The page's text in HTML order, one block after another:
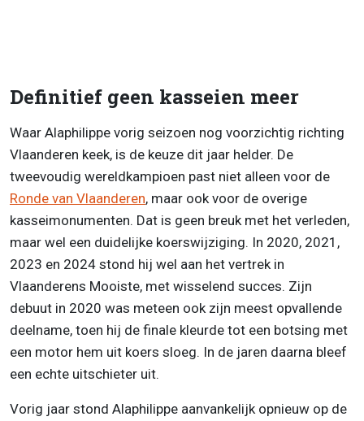
Definitief geen kasseien meer
Waar Alaphilippe vorig seizoen nog voorzichtig richting
Vlaanderen keek, is de keuze dit jaar helder. De
tweevoudig wereldkampioen past niet alleen voor de
Ronde van Vlaanderen, maar ook voor de overige
kasseimonumenten. Dat is geen breuk met het verleden,
maar wel een duidelijke koerswijziging. In 2020, 2021,
2023 en 2024 stond hij wel aan het vertrek in
Vlaanderens Mooiste, met wisselend succes. Zijn
debuut in 2020 was meteen ook zijn meest opvallende
deelname, toen hij de finale kleurde tot een botsing met
een motor hem uit koers sloeg. In de jaren daarna bleef
een echte uitschieter uit.
Vorig jaar stond Alaphilippe aanvankelijk opnieuw op de